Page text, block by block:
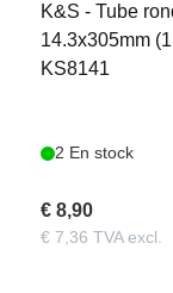
K&S - Tube
14.3x305mm
KS8141
2 En stock
€ 8,90
€ 7,36 TVA excl.